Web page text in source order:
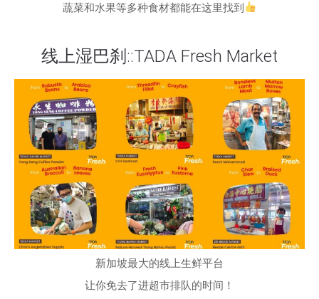
蔬菜和水果等多种食材都能在这里找到
线上湿巴刹::TADA Fresh Market
新加坡最大的线上生鲜平台
让你免去了进超市排队的时间！